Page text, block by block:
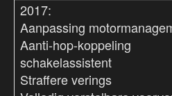
2017:
Aanpassing
Aanti-hop-koppeling
schakelassistent
Straffere verings